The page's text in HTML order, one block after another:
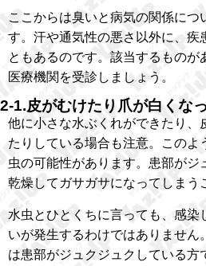
ここからは臭いと病気の関係につ
す。汗や通気性の悪さ以外に、疾
ともあるのです。該当するものが
医療機関を受診しましょう。
2-1.皮がむけたり爪が白くな
他に小さな水ぶくれができたり、
たりしている場合も注意。このよ
虫の可能性があります。患部がジ
乾燥してガサガサになってしまう
水虫とひとくちに言っても、感染
いが発生するわけではありません
は患部がジュクジュクしている方